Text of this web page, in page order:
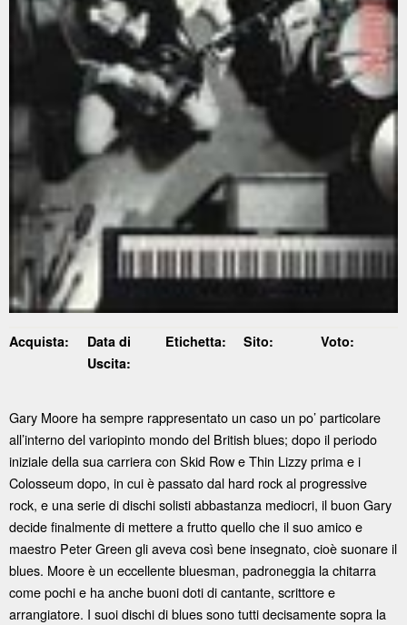
Acquista:
Data di
Uscita:
Etichetta: Sito: Voto:
Gary Moore ha sempre rappresentato un caso un po’ particolare
all’interno del variopinto mondo del British blues; dopo il periodo
iniziale della sua carriera con Skid Row e Thin Lizzy prima e i
Colosseum dopo, in cui è passato dal hard rock al progressive
rock, e una serie di dischi solisti abbastanza mediocri, il buon Gary
decide finalmente di mettere a frutto quello che il suo amico e
maestro Peter Green gli aveva così bene insegnato, cioè suonare il
blues. Moore è un eccellente bluesman, padroneggia la chitarra
come pochi e ha anche buoni doti di cantante, scrittore e
arrangiatore. I suoi dischi di blues sono tutti decisamente sopra la